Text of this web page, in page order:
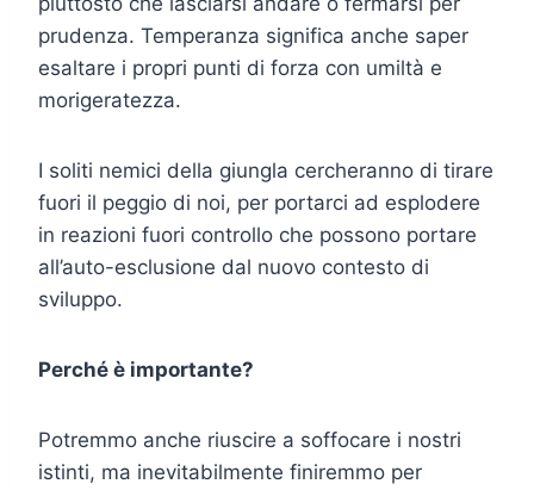
prudenza. Temperanza significa anche saper
esaltare i propri punti di forza con umiltà e
morigeratezza.
I soliti nemici della giungla cercheranno di tirare
fuori il peggio di noi, per portarci ad esplodere
in reazioni fuori controllo che possono portare
all’auto-esclusione dal nuovo contesto di
sviluppo.
Perché è importante?
Potremmo anche riuscire a soffocare i nostri
istinti, ma inevitabilmente finiremmo per